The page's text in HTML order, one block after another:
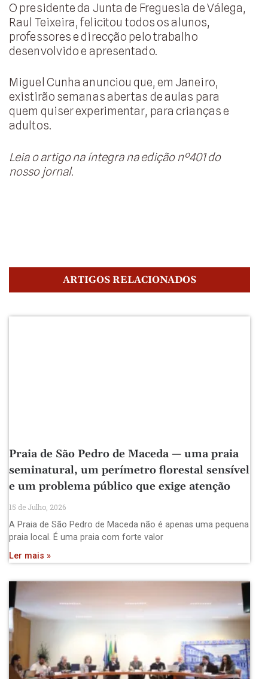
O presidente da Junta de Freguesia de Válega,
Raul Teixeira, felicitou todos os alunos,
professores e direcção pelo trabalho
desenvolvido e apresentado.
Miguel Cunha anunciou que, em Janeiro,
existirão semanas abertas de aulas para
quem quiser experimentar, para crianças e
adultos.
Leia o artigo na íntegra na edição nº401 do
nosso jornal.
ARTIGOS RELACIONADOS
Praia de São Pedro de Maceda — uma praia
seminatural, um perímetro florestal sensível
e um problema público que exige atenção
15 de Julho, 2026
A Praia de São Pedro de Maceda não é apenas uma pequena
praia local. É uma praia com forte valor
Ler mais »